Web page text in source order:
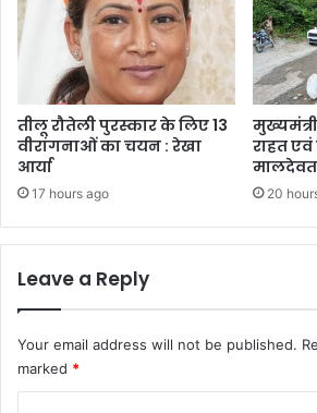
तीलू रौतेली पुरस्कार के लिए 13
वीरांगनाओं का चयन : रेखा
आर्या
17 hours ago
राहत एवं
20
Leave a Reply
Your email address will not be published.
marked *